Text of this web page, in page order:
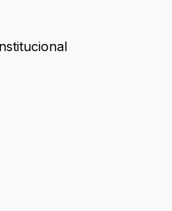
Institucional